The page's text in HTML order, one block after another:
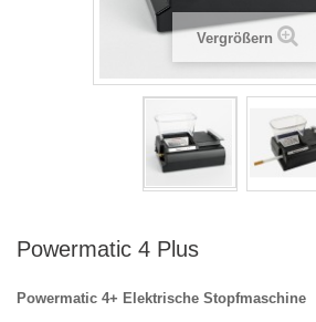
Vergrößern
Powermatic 4 Plus
Powermatic 4+ Elektrische Stopfmaschine